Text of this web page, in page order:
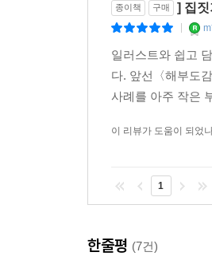
종이책 구매 ] 집
일러스트와 쉽고
다. 앞선〈해부도
사례를 아주 작은
이 리뷰가 도움이 되었
1
한줄평 (7건)